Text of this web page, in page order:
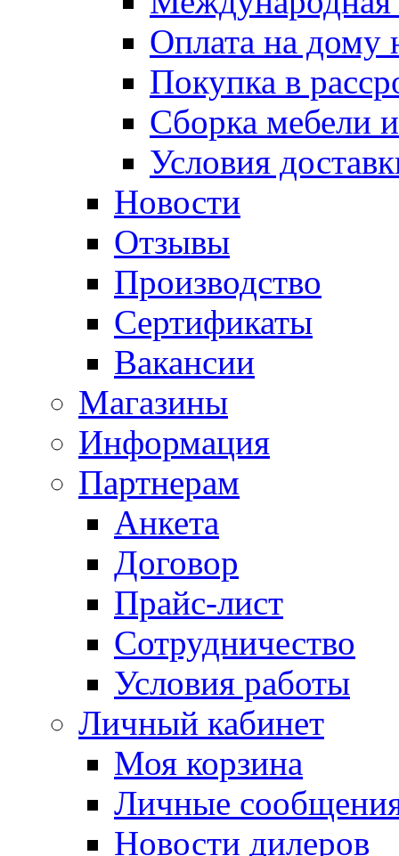
Оплата на дому
Покупка в
Сборка мебели
Условия
Новости
Отзывы
Производство
Сертификаты
Вакансии
Магазины
Информация
Партнерам
Анкета
Договор
Прайс-лист
Сотрудничество
Условия работы
Личный кабинет
Моя корзина
Личные
Новости дилеров